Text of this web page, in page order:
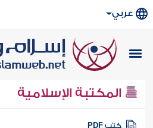
عربي
المكتبة الإسلامية